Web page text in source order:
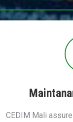
CEDIM Mali